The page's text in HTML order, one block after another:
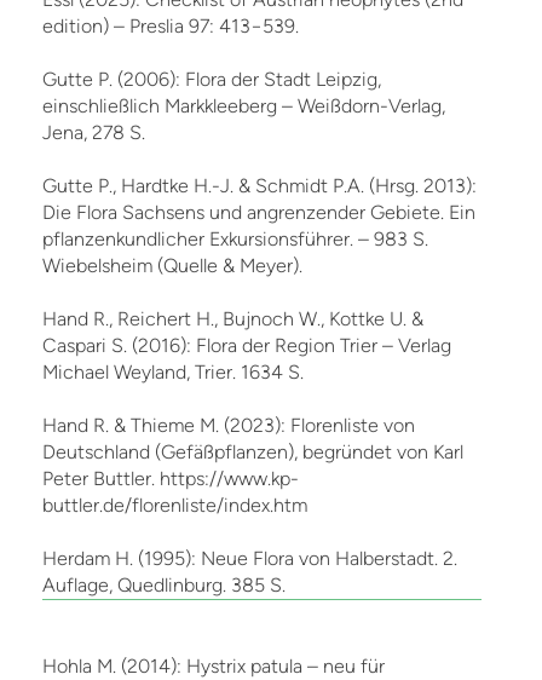
edition) – Preslia 97: 413−539.
Gutte P. (2006): Flora der Stadt Leipzig,
einschließlich Markkleeberg – Weißdorn-Verlag,
Jena, 278 S.
Gutte P., Hardtke H.-J. & Schmidt P.A. (Hrsg. 2013):
Die Flora Sachsens und angrenzender Gebiete. Ein
pflanzenkundlicher Exkursionsführer. – 983 S.
Wiebelsheim (Quelle & Meyer).
Hand R., Reichert H., Bujnoch W., Kottke U. &
Caspari S. (2016): Flora der Region Trier – Verlag
Michael Weyland, Trier. 1634 S.
Hand R. & Thieme M. (2023): Florenliste von
Deutschland (Gefäßpflanzen), begründet von Karl
Peter Buttler. https://www.kp-
buttler.de/florenliste/index.htm
Herdam H. (1995): Neue Flora von Halberstadt. 2.
Auflage, Quedlinburg. 385 S.
Hohla M. (2014): Hystrix patula – neu für